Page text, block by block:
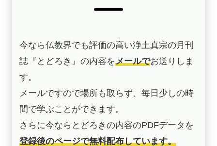
今なら仏教界でも評価の高い浄土真宗の月刊
誌『とどろき』の内容をメールでお送りしま
す。
メールですので場所も取らず、毎日少しの時
間で学ぶことができます。
さらに今ならとどろきの内容のPDFデータを
登録後のページで無料配布しています。